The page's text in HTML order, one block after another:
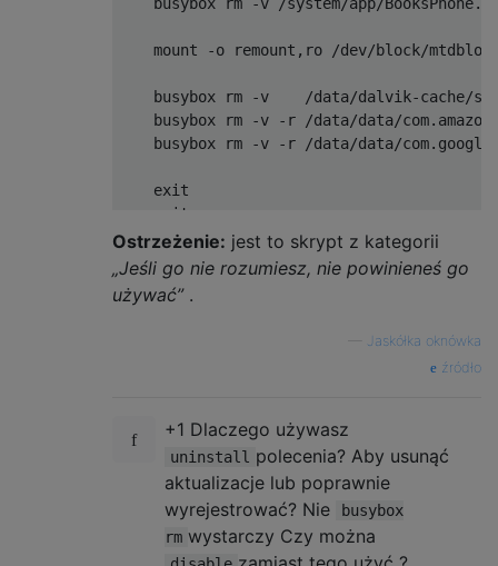
mount -o remount,ro /dev/block/
busybox rm -v    /data/dalvik-cache/
busybox rm -v -r /data/data/
busybox rm -v -r /data/data/
    exit
    exit
EOF
# vim: set nowrap tabstop=4 shiftwidth=4
Ostrzeżenie: jest to skrypt z kategorii
„Jeśli go nie rozumiesz, nie powinieneś go
używać”.
Jaskółka oknówka
źródło
+1 Dlaczego używasz
uninstall polecenia? Aby usunąć
aktualizacje lub poprawnie
wyrejestrować? Nie
busybox
rm wystarczy Czy można